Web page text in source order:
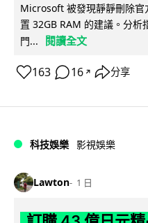
Microsoft 被發現靜靜刪除官
置 32GB RAM 的建議。分析
門...
閱讀全文
163 16 ↗ 分享
科技娛樂 影視娛樂
Lawton 1 日